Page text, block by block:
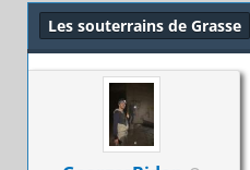
Les souterrains de Grasse